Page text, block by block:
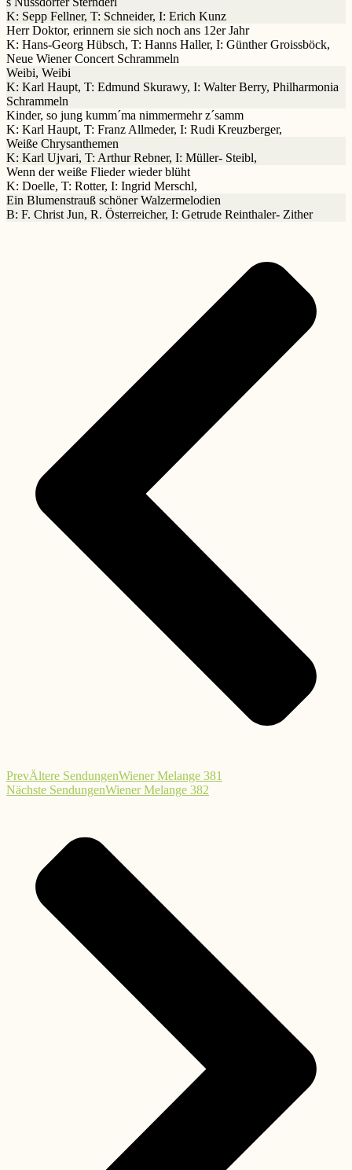
K: Sepp Fellner, T: Schneider, I: Erich Kunz
Herr Doktor, erinnern sie sich noch ans 12er Jahr
K: Hans-Georg Hübsch, T: Hanns Haller, I: Günther Groissböck,
Neue Wiener Concert Schrammeln
Weibi, Weibi
K: Karl Haupt, T: Edmund Skurawy, I: Walter Berry, Philharmonia
Schrammeln
Kinder, so jung kumm´ma nimmermehr z´samm
K: Karl Haupt, T: Franz Allmeder, I: Rudi Kreuzberger,
Weiße Chrysanthemen
K: Karl Ujvari, T: Arthur Rebner, I: Müller- Steibl,
Wenn der weiße Flieder wieder blüht
K: Doelle, T: Rotter, I: Ingrid Merschl,
Ein Blumenstrauß schöner Walzermelodien
B: F. Christ Jun, R. Österreicher, I: Getrude Reinthaler- Zither
PrevÄltere SendungenWiener Melange 381
Nächste SendungenWiener Melange 382